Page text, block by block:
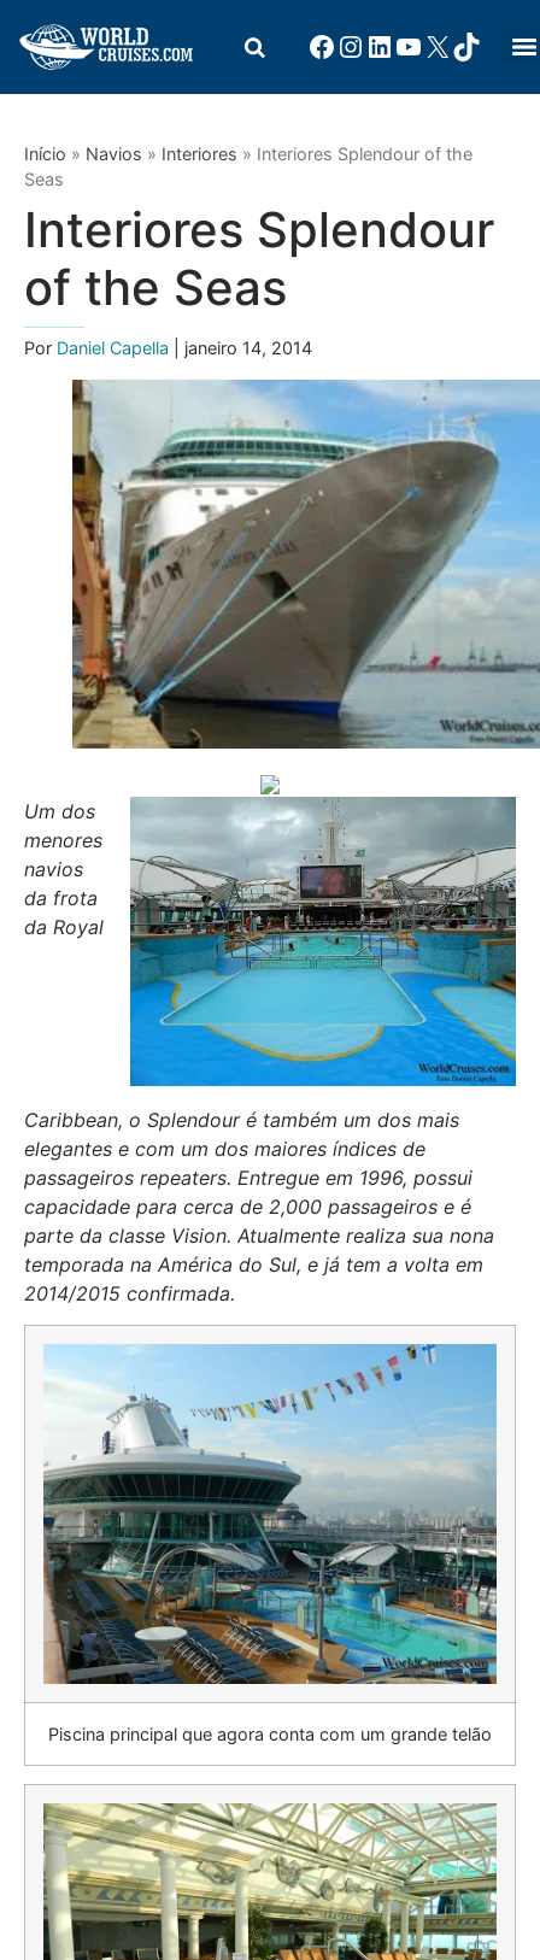
Início » Navios » Interiores » Interiores Splendour of the
Seas
Interiores Splendour
of the Seas
Por Daniel Capella | janeiro 14, 2014
Um dos
menores
navios
da frota
da Royal
Caribbean, o Splendour é também um dos mais
elegantes e com um dos maiores índices de
passageiros repeaters. Entregue em 1996, possui
capacidade para cerca de 2,000 passageiros e é
parte da classe Vision. Atualmente realiza sua nona
temporada na América do Sul, e já tem a volta em
2014/2015 confirmada.
Piscina principal que agora conta com um grande telão